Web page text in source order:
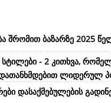
შრომით ბაზარზე 2025
- 2 კითხვა,
ლიდერულ
დასაქმებულების